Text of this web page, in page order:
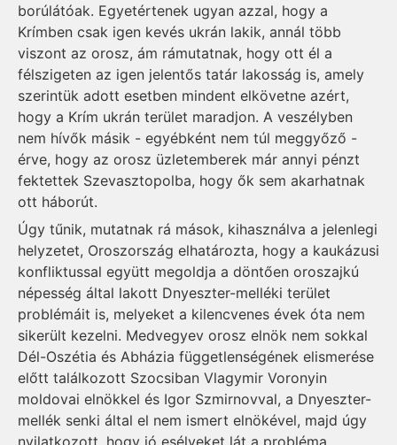
borúlátóak. Egyetértenek ugyan azzal, hogy a
Krímben csak igen kevés ukrán lakik, annál több
viszont az orosz, ám rámutatnak, hogy ott él a
félszigeten az igen jelentős tatár lakosság is, amely
szerintük adott esetben mindent elkövetne azért,
hogy a Krím ukrán terület maradjon. A veszélyben
nem hívők másik - egyébként nem túl meggyőző -
érve, hogy az orosz üzletemberek már annyi pénzt
fektettek Szevasztopolba, hogy ők sem akarhatnak
ott háborút.
Úgy tűnik, mutatnak rá mások, kihasználva a jelenlegi
helyzetet, Oroszország elhatározta, hogy a kaukázusi
konfliktussal együtt megoldja a döntően oroszajkú
népesség által lakott Dnyeszter-melléki terület
problémáit is, melyeket a kilencvenes évek óta nem
sikerült kezelni. Medvegyev orosz elnök nem sokkal
Dél-Oszétia és Abházia függetlenségének elismerése
előtt találkozott Szocsiban Vlagymir Voronyin
moldovai elnökkel és Igor Szmirnovval, a Dnyeszter-
mellék senki által el nem ismert elnökével, majd úgy